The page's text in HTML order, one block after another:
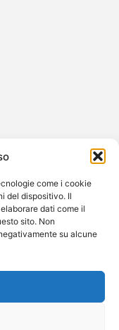
come i cookie
del dispositivo. Il
dati come il
sito. Non
su alcune